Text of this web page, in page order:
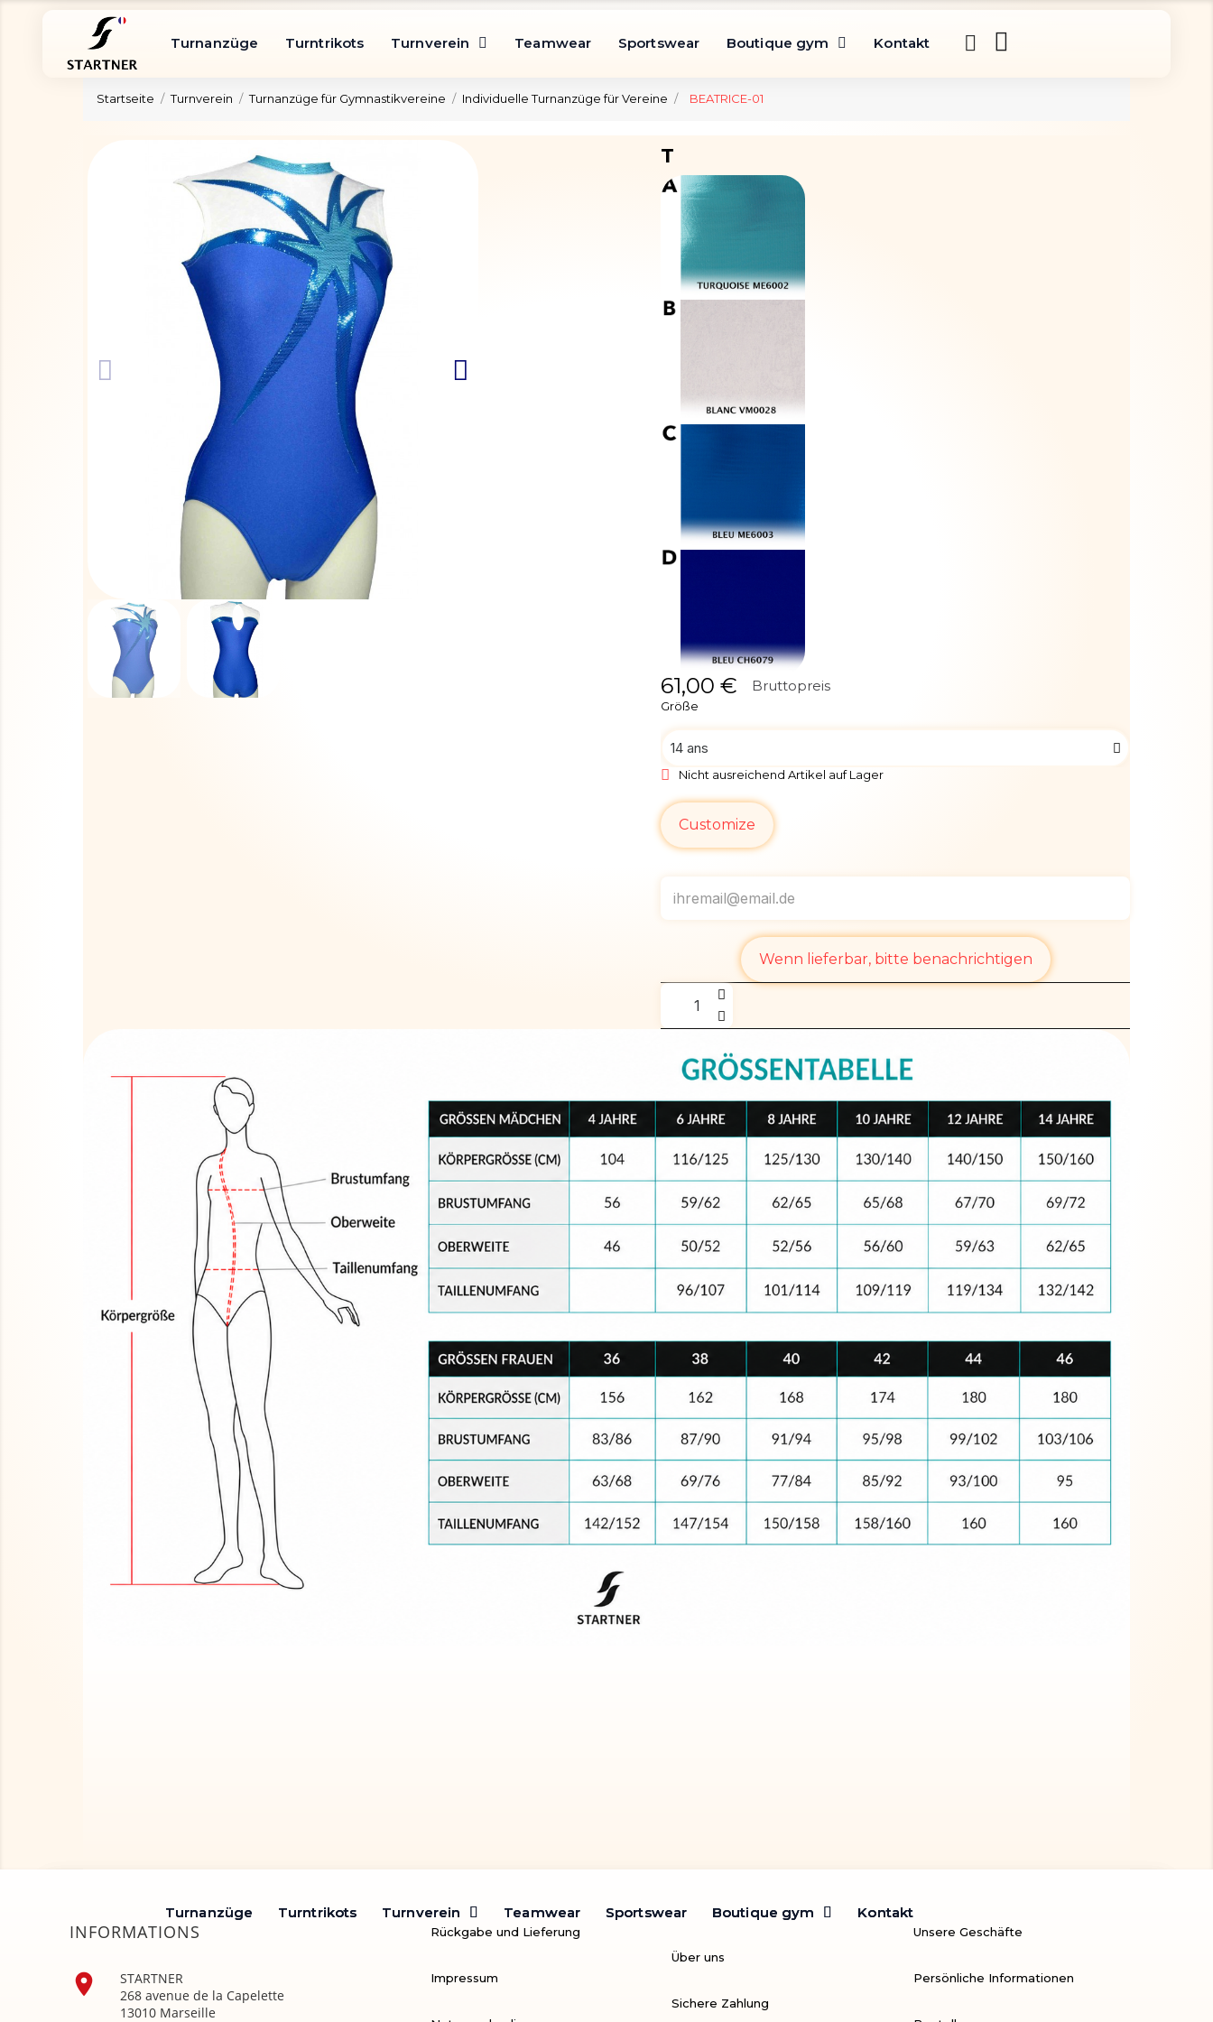
Turnanzüge Turntrikots Turnverein Teamwear Sportswear Boutique gym Kontakt
Startseite Turnverein Turnanzüge für Gymnastikvereine Individuelle Turnanzüge für Vereine BEATRICE-01
T
61,00 € Bruttopreis
Größe
Nicht ausreichend Artikel auf Lager
Customize
Wenn lieferbar, bitte benachrichtigen
Turnanzüge Turntrikots Turnverein Teamwear Sportswear Boutique gym Kontakt
Turnanzüge Turntrikots Turnverein Teamwear Sportswear Boutique gym Kontakt
INFORMATIONS

STARTNER
268 avenue de la Capelette
13010 Marseille
Rückgabe und Lieferung
Impressum
Über uns
Sichere Zahlung
Unsere Geschäfte
Persönliche Informationen